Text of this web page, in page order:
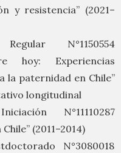
y resistencia” (2021–
N°1150554
hoy: Experiencias
la paternidad en Chile”
longitudinal
N°11110287
(2011–2014)
N°3080018